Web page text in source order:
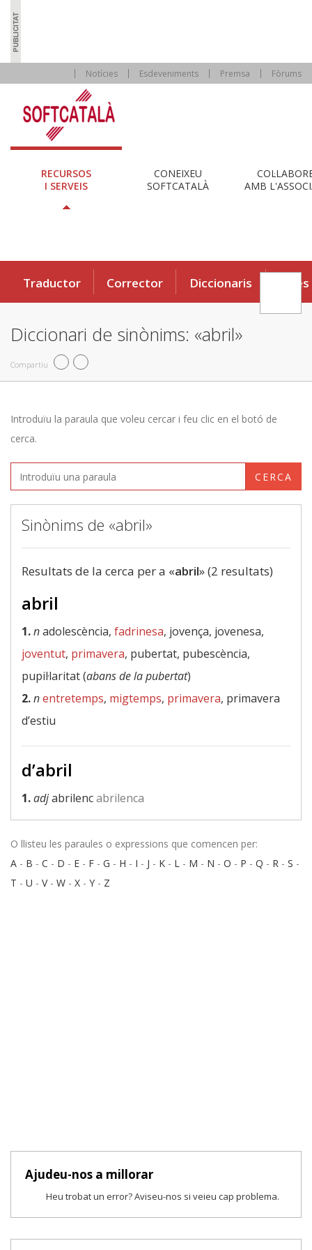
Notícies Esdeveniments Premsa Fòrums
RECURSOS
I SERVEIS
CONEIXEU
SOFTCATALÀ
AMB
Traductor Corrector Diccionaris Eines
Diccionari de sinònims: «abril»
Compartiu
Introduïu la paraula que voleu cercar i feu clic en el botó de
cerca.
CERCA
Sinònims de «abril»
Resultats de la cerca per a «abril» (2 resultats)
abril
1.nadolescència, fadrinesa, jovença, jovenesa,
joventut, primavera, pubertat, pubescència,
pupil·laritat (abans de la pubertat)
2.nentretemps, migtemps, primavera, primavera
d’estiu
d’abril
1.adjabrilencabrilenca
O llisteu les paraules o expressions que comencen per:
A - B - C - D - E - F - G - H - I - J - K - L - M - N - O - P - Q - R - S -
T - U - V- W - X - Y - Z
Ajudeu-nos a millorar
Heu trobat un error? Aviseu-nos si veieu cap problema.